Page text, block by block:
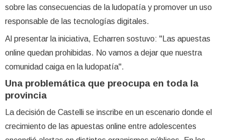
sobre las consecuencias de la ludopatía y promover un uso
responsable de las tecnologías digitales.
Al presentar la iniciativa, Echarren sostuvo: "Las apuestas
online quedan prohibidas. No vamos a dejar que nuestra
comunidad caiga en la ludopatía".
Una problemática que preocupa en toda la
provincia
La decisión de Castelli se inscribe en un escenario donde el
crecimiento de las apuestas online entre adolescentes